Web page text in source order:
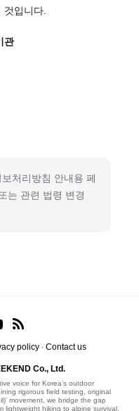
입니다.
관
처리방침 안내용 페
는 관련 법령 변경
policy · Contact us
Co., Ltd.
voice for Korea’s outdoor
rigorous field testing, original
movement, we bridge the gap
lightweight hiking to alpine survival,